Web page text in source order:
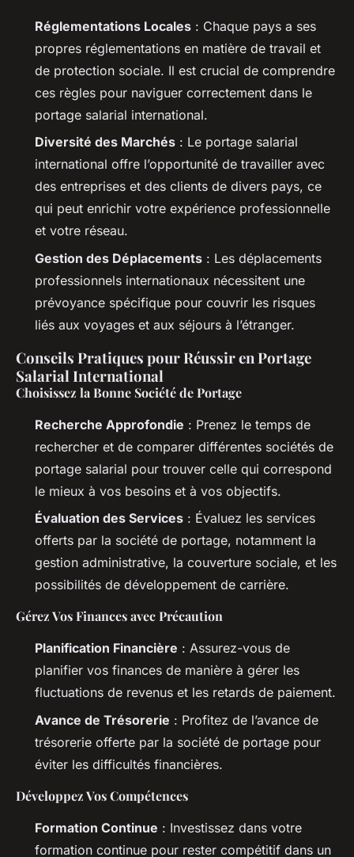
Réglementations Locales : Chaque pays a ses
propres réglementations en matière de travail et
de protection sociale. Il est crucial de comprendre
ces règles pour naviguer correctement dans le
portage salarial international.
Diversité des Marchés : Le portage salarial
international offre l’opportunité de travailler avec
des entreprises et des clients de divers pays, ce
qui peut enrichir votre expérience professionnelle
et votre réseau.
Gestion des Déplacements : Les déplacements
professionnels internationaux nécessitent une
prévoyance spécifique pour couvrir les risques
liés aux voyages et aux séjours à l’étranger.
Conseils Pratiques pour Réussir en Portage
Salarial International
Choisissez la Bonne Société de Portage
Recherche Approfondie : Prenez le temps de
rechercher et de comparer différentes sociétés de
portage salarial pour trouver celle qui correspond
le mieux à vos besoins et à vos objectifs.
Évaluation des Services : Évaluez les services
offerts par la société de portage, notamment la
gestion administrative, la couverture sociale, et les
possibilités de développement de carrière.
Gérez Vos Finances avec Précaution
Planification Financière : Assurez-vous de
planifier vos finances de manière à gérer les
fluctuations de revenus et les retards de paiement.
Avance de Trésorerie : Profitez de l’avance de
trésorerie offerte par la société de portage pour
éviter les difficultés financières.
Développez Vos Compétences
Formation Continue : Investissez dans votre
formation continue pour rester compétitif dans un